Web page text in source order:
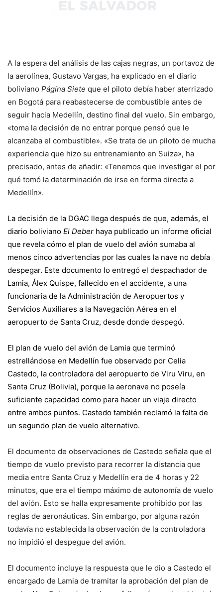
A la espera del análisis de las cajas negras, un portavoz de
la aerolínea, Gustavo Vargas, ha explicado en el diario
boliviano Página Siete que el piloto debía haber aterrizado
en Bogotá para reabastecerse de combustible antes de
seguir hacia Medellín, destino final del vuelo. Sin embargo,
«toma la decisión de no entrar porque pensó que le
alcanzaba el combustible». «Se trata de un piloto de mucha
experiencia que hizo su entrenamiento en Suiza», ha
precisado, antes de añadir: «Tenemos que investigar el por
qué tomó la determinación de irse en forma directa a
Medellín».
La decisión de la DGAC llega después de que, además, el
diario boliviano El Deber haya publicado un informe oficial
que revela cómo el plan de vuelo del avión sumaba al
menos cinco advertencias por las cuales la nave no debía
despegar. Este documento lo entregó el despachador de
Lamia, Álex Quispe, fallecido en el accidente, a una
funcionaria de la Administración de Aeropuertos y
Servicios Auxiliares a la Navegación Aérea en el
aeropuerto de Santa Cruz, desde donde despegó.
El plan de vuelo del avión de Lamia que terminó
estrellándose en Medellín fue observado por Celia
Castedo, la controladora del aeropuerto de Viru Viru, en
Santa Cruz (Bolivia), porque la aeronave no poseía
suficiente capacidad como para hacer un viaje directo
entre ambos puntos. Castedo también reclamó la falta de
un segundo plan de vuelo alternativo.
El documento de observaciones de Castedo señala que el
tiempo de vuelo previsto para recorrer la distancia que
media entre Santa Cruz y Medellín era de 4 horas y 22
minutos, que era el tiempo máximo de autonomía de vuelo
del avión. Esto se halla expresamente prohibido por las
reglas de aeronáuticas. Sin embargo, por alguna razón
todavía no establecida la observación de la controladora
no impidió el despegue del avión.
El documento incluye la respuesta que le dio a Castedo el
encargado de Lamia de tramitar la aprobación del plan de